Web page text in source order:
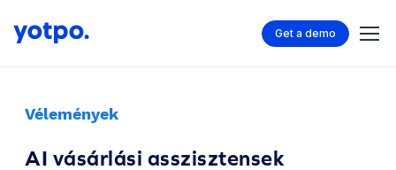
Get a demo
Vélemények
AI vásárlási asszisztensek